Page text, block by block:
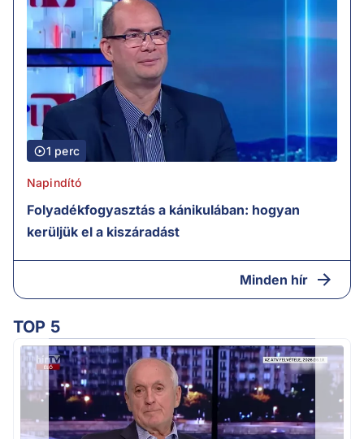
1 perc
Napindító
Folyadékfogyasztás a kánikulában: hogyan
kerüljük el a kiszáradást
Minden hír
TOP 5